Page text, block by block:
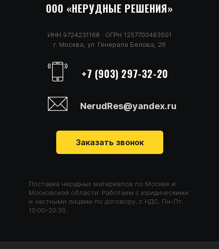
ООО «НЕРУДНЫЕ РЕШЕНИЯ»
ИНН 9724231168 · ОГРН 1257700483501
г. Москва, ул. Генерала Белова, 26
+7 (903) 297-32-20
NerudRes@yandex.ru
Заказать звонок
Поставка нерудных материалов по Москве и
Московской области. Работаем с юридическими
и частными лицами по договору, с НДС. Пн–Пт:
10:00–20:30.